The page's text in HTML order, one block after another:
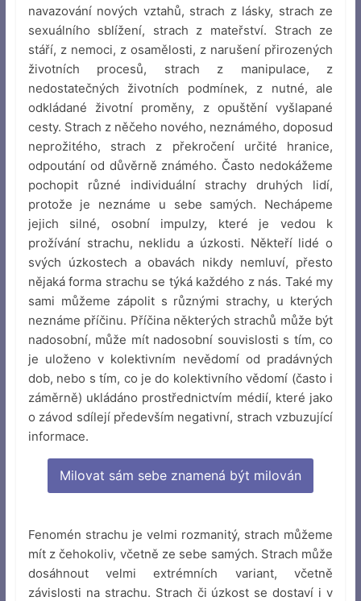
navazování nových vztahů, strach z lásky, strach ze
sexuálního sblížení, strach z mateřství. Strach ze
stáří, z nemoci, z osamělosti, z narušení přirozených
životních procesů, strach z manipulace, z
nedostatečných životních podmínek, z nutné, ale
odkládané životní proměny, z opuštění vyšlapané
cesty. Strach z něčeho nového, neznámého, doposud
neprožitého, strach z překročení určité hranice,
odpoutání od důvěrně známého. Často nedokážeme
pochopit různé individuální strachy druhých lidí,
protože je neznáme u sebe samých. Nechápeme
jejich silné, osobní impulzy, které je vedou k
prožívání strachu, neklidu a úzkosti. Někteří lidé o
svých úzkostech a obavách nikdy nemluví, přesto
nějaká forma strachu se týká každého z nás. Také my
sami můžeme zápolit s různými strachy, u kterých
neznáme příčinu. Příčina některých strachů může být
nadosobní, může mít nadosobní souvislosti s tím, co
je uloženo v kolektivním nevědomí od pradávných
dob, nebo s tím, co je do kolektivního vědomí (často i
záměrně) ukládáno prostřednictvím médií, které jako
o závod sdílejí především negativní, strach vzbuzující
informace.
Milovat sám sebe znamená být milován
Fenomén strachu je velmi rozmanitý, strach můžeme
mít z čehokoliv, včetně ze sebe samých. Strach může
dosáhnout velmi extrémních variant, včetně
závislosti na strachu. Strach či úzkost se dostaví i v